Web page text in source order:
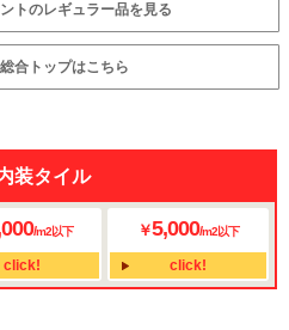
トのレギュラー品を見る
合トップはこちら
装タイル
/m2以下
click!
￥5,000/m2以下
click!